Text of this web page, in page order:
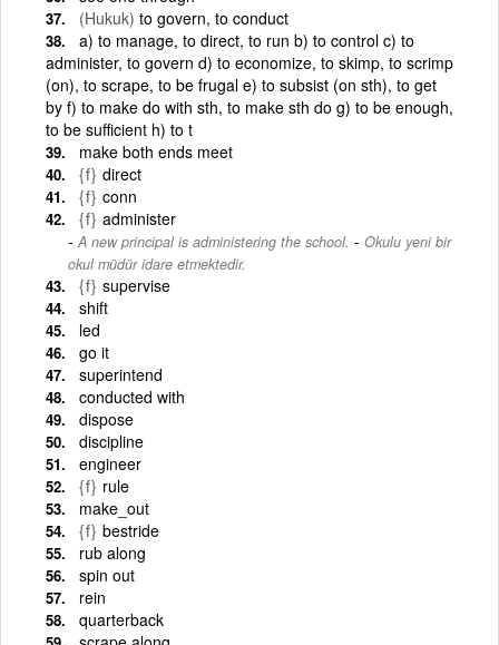
(Hukuk) to govern, to conduct
a) to manage, to direct, to run b) to control c) to
administer, to govern d) to economize, to skimp, to scrimp
(on), to scrape, to be frugal e) to subsist (on sth), to get
by f) to make do with sth, to make sth do g) to be enough,
to be sufficient h) to t
make both ends meet
{f} direct
{f} conn
{f} administer
A new principal is administering the school. - Okulu yeni bir
okul müdür idare etmektedir.
{f} supervise
shift
led
go it
superintend
conducted with
dispose
discipline
engineer
{f} rule
make_out
{f} bestride
rub along
spin out
rein
quarterback